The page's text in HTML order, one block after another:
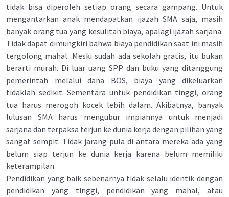
tidak bisa diperoleh setiap orang secara gampang. Untuk
mengantarkan anak mendapatkan ijazah SMA saja, masih
banyak orang tua yang kesulitan biaya, apalagi ijazah sarjana.
Tidak dapat dimungkiri bahwa biaya pendidikan saat ini masih
tergolong mahal. Meski sudah ada sekolah gratis, itu bukan
berarti murah. Di luar uang SPP dan buku yang ditanggung
pemerintah melalui dana BOS, biaya yang dikeluarkan
tidaklah sedikit. Sementara untuk pendidikan tinggi, orang
tua harus merogoh kocek lebih dalam. Akibatnya, banyak
lulusan SMA harus mengubur impiannya untuk menjadi
sarjana dan terpaksa terjun ke dunia kerja dengan pilihan yang
sangat sempit. Tidak jarang pula di antara mereka ada yang
belum siap terjun ke dunia kerja karena belum memiliki
keterampilan.
Pendidikan yang baik sebenarnya tidak selalu identik dengan
pendidikan yang tinggi, pendidikan yang mahal, atau